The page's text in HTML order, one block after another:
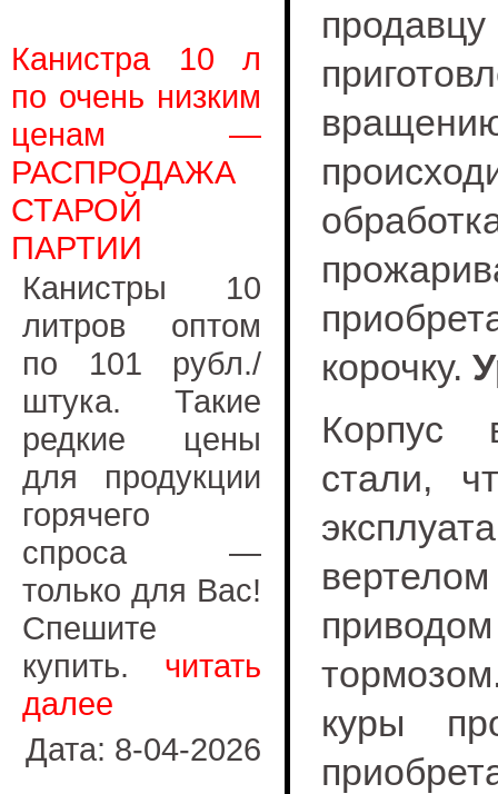
Канистра 10 л
по очень низким
ценам —
РАСПРОДАЖА
СТАРОЙ
ПАРТИИ
Канистры 10
литров оптом
по 101 рубл./
штука. Такие
редкие цены
для продукции
горячего
спроса —
только для Вас!
Спешите
купить. читать
далее
Дата: 8-04-2026
корочку.
Корпус
стали,
куры